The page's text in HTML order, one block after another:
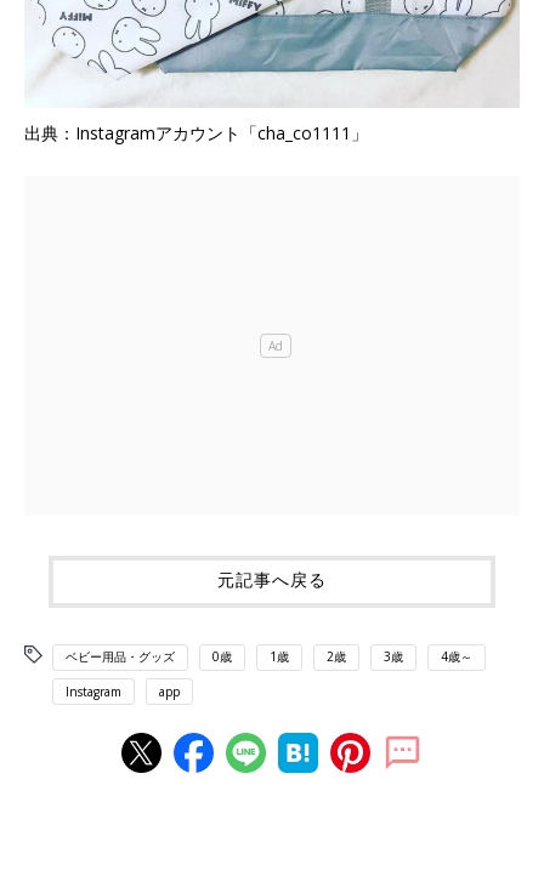
出典：Instagramアカウント「cha_co1111」
元記事へ戻る
ベビー用品・グッズ 0歳 1歳 2歳 3歳 4歳～
Instagram app